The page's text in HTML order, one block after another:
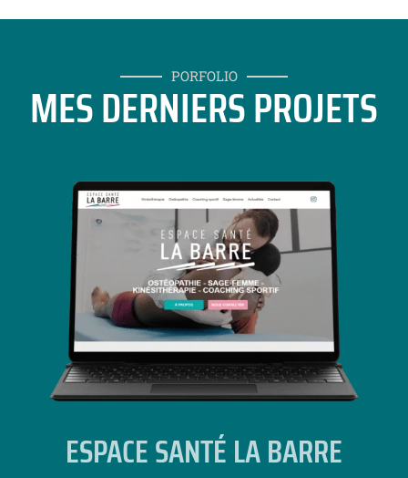
PORFOLIO
MES DERNIERS PROJETS
ESPACE SANTÉ LA BARRE